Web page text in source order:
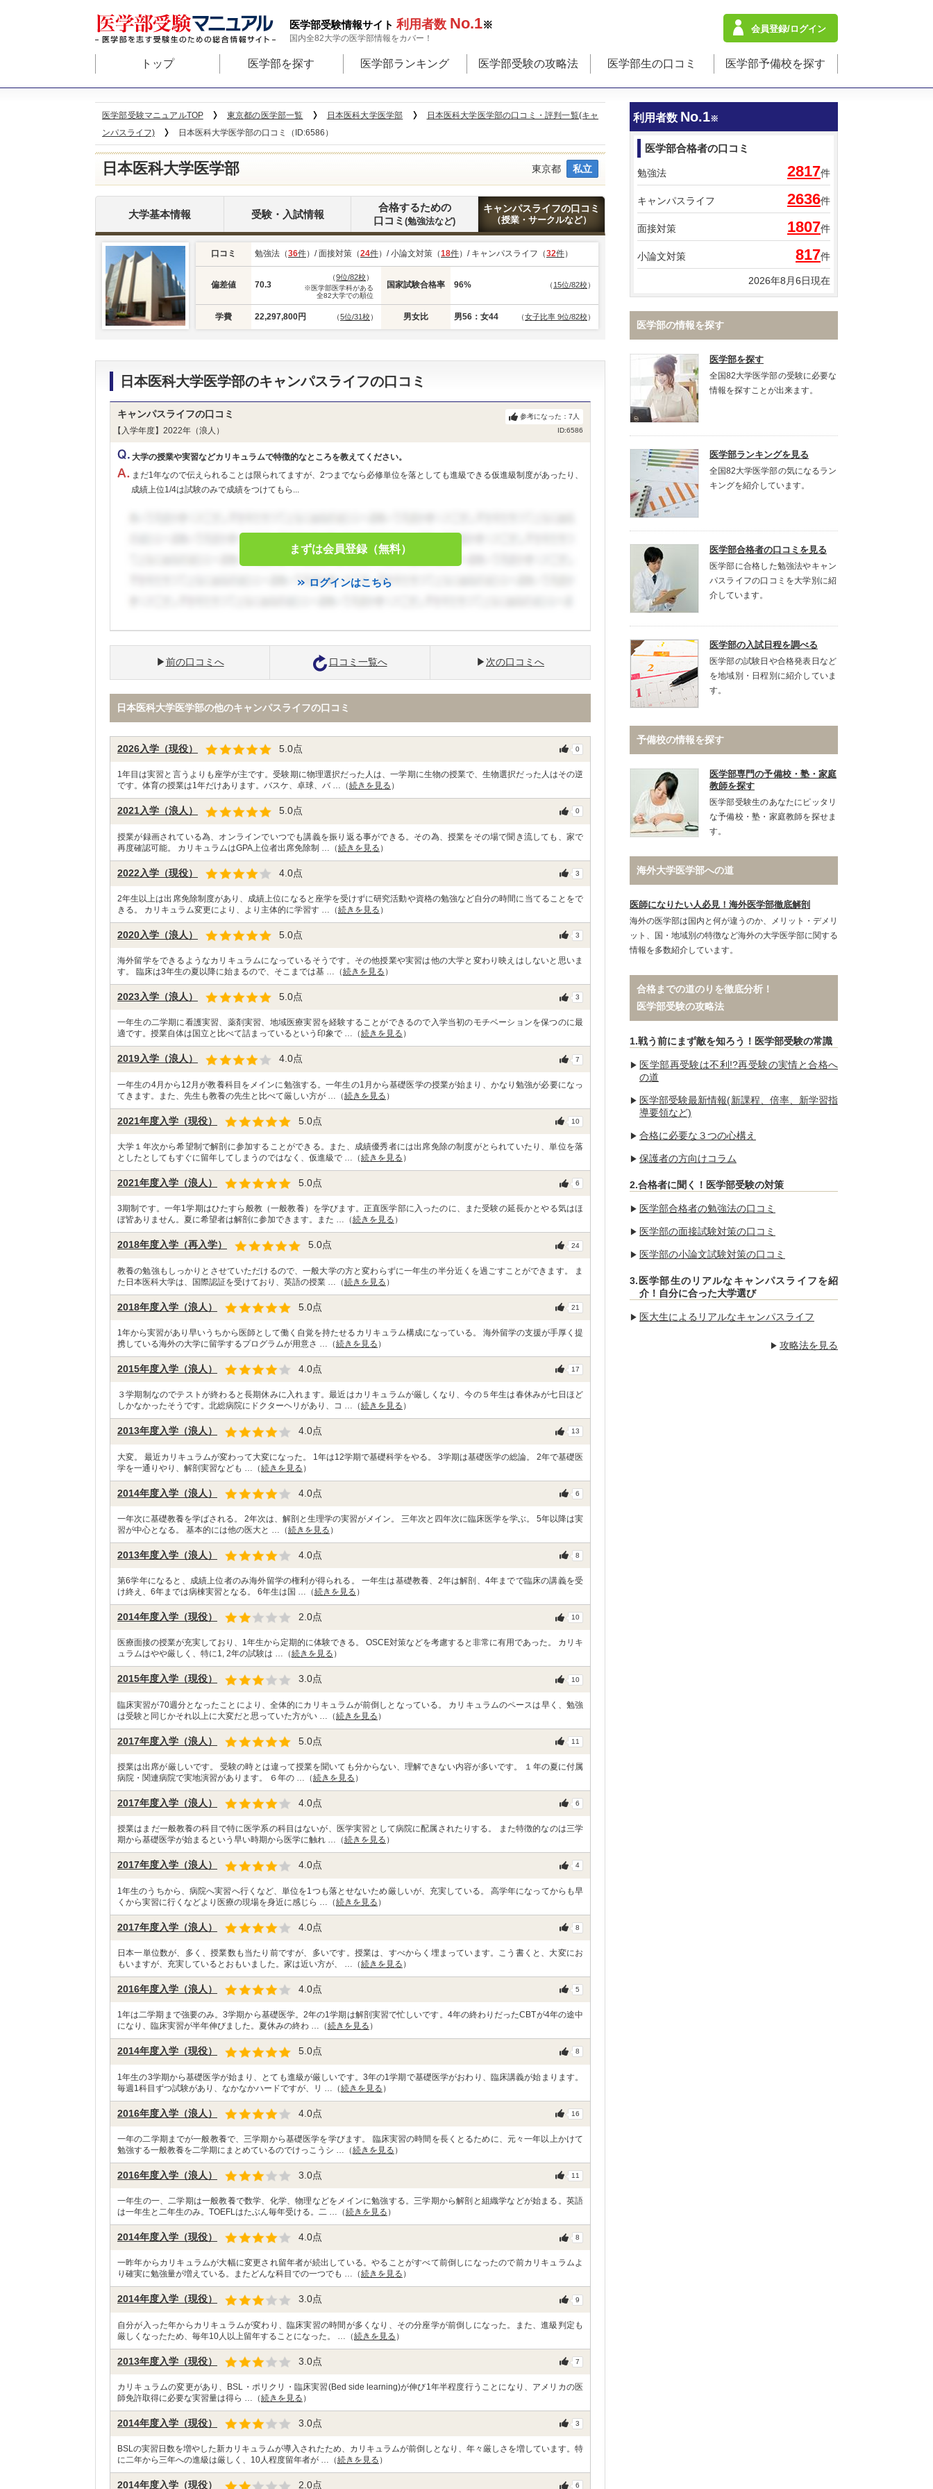
医学部受験情報サイト 利用者数 No.1※
国内全82大学の医学部情報をカバー！
会員登録/ログイン
トップ 医学部を探す 医学部ランキング 医学部受験の攻略法 医学部生の口コミ 医学部予備校を探す
医学部受験マニュアルTOP 東京都の医学部一覧 日本医科大学医学部
日本医科大学医学部の口コミ・評判一覧(キャ
ンパスライフ)
日本医科大学医学部の口コミ（ID:6586）
日本医科大学医学部 東京都 私立
大学基本情報 受験・入試情報
合格するための
口コミ (勉強法など)
キャンパスライフの口コミ
（授業・サークルなど）
口コミ 勉強法（36件）/ 面接対策（24件）/ 小論文対策（18件）/ キャンパスライフ（32件）
偏差値 70.3
（9位/82校）
※医学部医学科がある
全82大学での順位
国家試験合格率 96% （ 15位/82校）
学費 22,297,800円 （5位/31校） 男女比 男56：女44 （女子比率 9位/82校）
日本医科大学医学部のキャンパスライフの口コミ
キャンパスライフの口コミ
【入学年度】2022年（浪人） ID:6586
参考になった： 7 人
大学の授業や実習などカリキュラムで特徴的なところを教えてください。
まだ1年なので伝えられることは限られてますが、2つまでなら必修単位を落としても進級できる仮進級制度があったり、
成績上位1/4は試験のみで成績をつけてもら...
まずは会員登録（無料）
ログインはこちら
前の口コミへ 口コミ一覧へ 次の口コミへ
日本医科大学医学部の他のキャンパスライフの口コミ
2026入学（現役） 5.0点 0
1年目は実習と言うよりも座学が主です。受験期に物理選択だった人は、一学期に生物の授業で、生物選択だった人はその逆
です。体育の授業は1年だけあります。バスケ、卓球、バ …（続きを見る ）
2021入学（浪人） 5.0点 0
授業が録画されている為、オンラインでいつでも講義を振り返る事ができる。その為、授業をその場で聞き流しても、家で
再度確認可能。 カリキュラムはGPA上位者出席免除制 …（続きを見る ）
2022入学（現役） 4.0点 3
2年生以上は出席免除制度があり、成績上位になると座学を受けずに研究活動や資格の勉強など自分の時間に当てることをで
きる。 カリキュラム変更により、より主体的に学習す …（続きを見る ）
2020入学（浪人） 5.0点 3
海外留学をできるようなカリキュラムになっているそうです。その他授業や実習は他の大学と変わり映えはしないと思いま
す。 臨床は3年生の夏以降に始まるので、そこまでは基 …（続きを見る ）
2023入学（浪人） 5.0点 3
一年生の二学期に看護実習、薬剤実習、地域医療実習を経験することができるので入学当初のモチベーションを保つのに最
適です。授業自体は国立と比べて詰まっているという印象で …（続きを見る ）
2019入学（浪人） 4.0点 7
一年生の4月から12月が教養科目をメインに勉強する。一年生の1月から基礎医学の授業が始まり、かなり勉強が必要になっ
てきます。また、先生も教養の先生と比べて厳しい方が …（続きを見る ）
2021年度入学（現役） 5.0点 10
大学１年次から希望制で解剖に参加することができる。また、成績優秀者には出席免除の制度がとられていたり、単位を落
としたとしてもすぐに留年してしまうのではなく、仮進級で …（続きを見る ）
2021年度入学（浪人） 5.0点 6
3期制です。一年1学期はひたすら般教（一般教養）を学びます。正直医学部に入ったのに、また受験の延長かとやる気はほ
ぼ皆ありません。夏に希望者は解剖に参加できます。また …（続きを見る ）
2018年度入学（再入学） 5.0点 24
教養の勉強もしっかりとさせていただけるので、一般大学の方と変わらずに一年生の半分近くを過ごすことができます。 ま
た日本医科大学は、国際認証を受けており、英語の授業 …（続きを見る ）
2018年度入学（浪人） 5.0点 21
1年から実習があり早いうちから医師として働く自覚を持たせるカリキュラム構成になっている。 海外留学の支援が手厚く提
携している海外の大学に留学するプログラムが用意さ …（続きを見る ）
2015年度入学（浪人） 4.0点 17
３学期制なのでテストが終わると長期休みに入れます。最近はカリキュラムが厳しくなり、今の５年生は春休みが七日ほど
しかなかったそうです。北総病院にドクターヘリがあり、コ …（続きを見る ）
2013年度入学（浪人） 4.0点 13
大変。 最近カリキュラムが変わって大変になった。 1年は12学期で基礎科学をやる。 3学期は基礎医学の総論。 2年で基礎医
学を一通りやり、解剖実習なども …（続きを見る ）
2014年度入学（浪人） 4.0点 6
一年次に基礎教養を学ばされる。 2年次は、解剖と生理学の実習がメイン。 三年次と四年次に臨床医学を学ぶ。 5年以降は実
習が中心となる。 基本的には他の医大と …（続きを見る ）
2013年度入学（浪人） 4.0点 8
第6学年になると、成績上位者のみ海外留学の権利が得られる。 一年生は基礎教養、2年は解剖、4年までで臨床の講義を受
け終え、6年までは病棟実習となる。 6年生は国 …（続きを見る ）
2014年度入学（現役） 2.0点 10
医療面接の授業が充実しており、1年生から定期的に体験できる。 OSCE対策などを考慮すると非常に有用であった。 カリキ
ュラムはやや厳しく、特に1, 2年の試験は …（続きを見る ）
2015年度入学（現役） 3.0点 10
臨床実習が70週分となったことにより、全体的にカリキュラムが前倒しとなっている。 カリキュラムのペースは早く、勉強
は受験と同じかそれ以上に大変だと思っていた方がい …（続きを見る ）
2017年度入学（浪人） 5.0点 11
授業は出席が厳しいです。 受験の時とは違って授業を聞いても分からない、理解できない内容が多いです。 １年の夏に付属
病院・関連病院で実地演習があります。 ６年の …（続きを見る ）
2017年度入学（浪人） 4.0点 6
授業はまだ一般教養の科目で特に医学系の科目はないが、医学実習として病院に配属されたりする。 また特徴的なのは三学
期から基礎医学が始まるという早い時期から医学に触れ …（続きを見る ）
2017年度入学（浪人） 4.0点 4
1年生のうちから、病院へ実習へ行くなど、単位を1つも落とせないため厳しいが、充実している。 高学年になってからも早
くから実習に行くなどより医療の現場を身近に感じら …（続きを見る ）
2017年度入学（浪人） 4.0点 8
日本一単位数が、多く、授業数も当たり前ですが、多いです。授業は、すべからく埋まっています。こう書くと、大変にお
もいますが、充実しているとおもいました。家は近い方が、 …（続きを見る ）
2016年度入学（浪人） 4.0点 5
1年は二学期まで強要のみ。3学期から基礎医学。2年の1学期は解剖実習で忙しいです。4年の終わりだったCBTが4年の途中
になり、臨床実習が半年伸びました。夏休みの終わ …（続きを見る ）
2014年度入学（現役） 5.0点 8
1年生の3学期から基礎医学が始まり、とても進級が厳しいです。3年の1学期で基礎医学がおわり、臨床講義が始まります。
毎週1科目ずつ試験があり、なかなかハードですが、リ …（続きを見る ）
2016年度入学（浪人） 4.0点 16
一年の二学期までが一般教養で、三学期から基礎医学を学びます。 臨床実習の時間を長くとるために、元々一年以上かけて
勉強する一般教養を二学期にまとめているのでけっこうシ …（続きを見る ）
2016年度入学（浪人） 3.0点 11
一年生の一、二学期は一般教養で数学、化学、物理などをメインに勉強する。三学期から解剖と組織学などが始まる。英語
は一年生と二年生のみ。TOEFLはたぶん毎年受ける。二 …（続きを見る ）
2014年度入学（現役） 4.0点 8
一昨年からカリキュラムが大幅に変更され留年者が続出している。やることがすべて前倒しになったので前カリキュラムよ
り確実に勉強量が増えている。またどんな科目での一つでも …（続きを見る ）
2014年度入学（現役） 3.0点 9
自分が入った年からカリキュラムが変わり、臨床実習の時間が多くなり、その分座学が前倒しになった。また、進級判定も
厳しくなったため、毎年10人以上留年することになった。 …（続きを見る ）
2013年度入学（現役） 3.0点 7
カリキュラムの変更があり、BSL・ポリクリ・臨床実習(Bed side learning)が伸び1年半程度行うことになり、アメリカの医
師免許取得に必要な実習量は得ら …（続きを見る ）
2014年度入学（現役） 3.0点 3
BSLの実習日数を増やした新カリキュラムが導入されたため、カリキュラムが前倒しとなり、年々厳しさを増しています。特
に二年から三年への進級は厳しく、10人程度留年者が …（続きを見る ）
2014年度入学（現役） 2.0点 6
利用者数 No.1※
医学部合格者の口コミ
勉強法 2817件
キャンパスライフ 2636件
面接対策 1807件
小論文対策 817件
2026年8月6日現在
医学部の情報を探す
医学部を探す
全国82大学医学部の受験に必要な
情報を探すことが出来ます。
医学部ランキングを見る
全国82大学医学部の気になるラン
キングを紹介しています。
医学部合格者の口コミを見る
医学部に合格した勉強法やキャン
パスライフの口コミを大学別に紹
介しています。
医学部の入試日程を調べる
医学部の試験日や合格発表日など
を地域別・日程別に紹介していま
す。
予備校の情報を探す
医学部専門の予備校・塾・家庭
教師を探す
医学部受験生のあなたにピッタリ
な予備校・塾・家庭教師を探せま
す。
海外大学医学部への道
医師になりたい人必見！海外医学部徹底解剖
海外の医学部は国内と何が違うのか、メリット・デメリ
ット、国・地域別の特徴など海外の大学医学部に関する
情報を多数紹介しています。
合格までの道のりを徹底分析！
医学部受験の攻略法
1.戦う前にまず敵を知ろう！医学部受験の常識
医学部再受験は不利!?再受験の実情と合格へ
の道
医学部受験最新情報(新課程、倍率、新学習指
導要領など)
合格に必要な３つの心構え
保護者の方向けコラム
2.合格者に聞く！医学部受験の対策
医学部合格者の勉強法の口コミ
医学部の面接試験対策の口コミ
医学部の小論文試験対策の口コミ
3.医学部生のリアルなキャンパスライフを紹
介！自分に合った大学選び
医大生によるリアルなキャンパスライフ
攻略法を見る